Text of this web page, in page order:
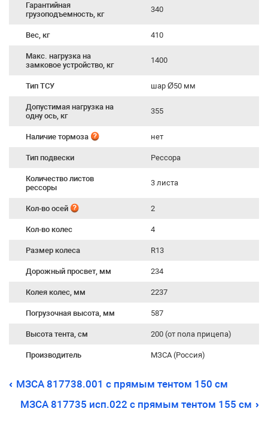
Гарантийная
грузоподъемность, кг
340
Вес, кг 410
Макс. нагрузка на
замковое устройство, кг
1400
Тип ТСУ шар Ø50 мм
Допустимая нагрузка на
одну ось, кг
355
Наличие тормоза нет
Тип подвески Рессора
Количество листов
рессоры
3 листа
Кол-во осей 2
Кол-во колес 4
Размер колеса R13
Дорожный просвет, мм 234
Колея колес, мм 2237
Погрузочная высота, мм 587
Высота тента, см 200 (от пола прицепа)
Производитель МЗСА (Россия)
МЗСА 817738.001 с прямым тентом 150 см
МЗСА 817735 исп.022 с прямым тентом 155 см